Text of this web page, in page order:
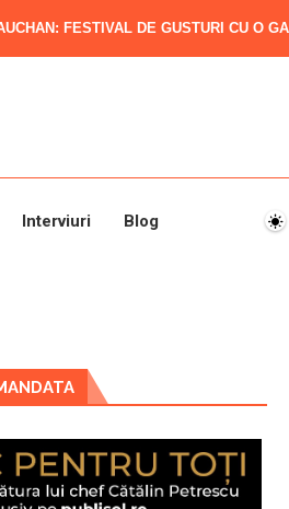
FESTIVAL DE GUSTURI CU O
Interviuri Blog